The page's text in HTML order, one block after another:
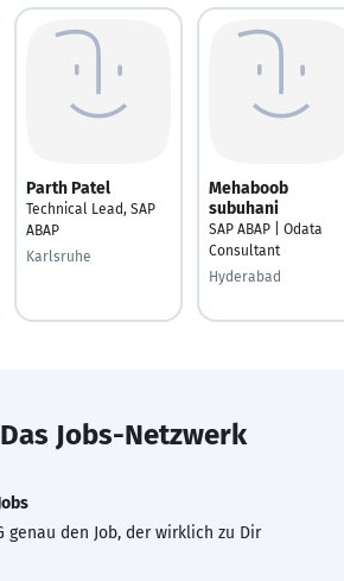
Parth Patel
Technical Lead, SAP
ABAP
Karlsruhe
Mehaboob
subuhani
SAP ABAP | Odata
Consultant
Hyderabad
Jobs-Netzwerk
genau den Job, der wirklich zu Dir